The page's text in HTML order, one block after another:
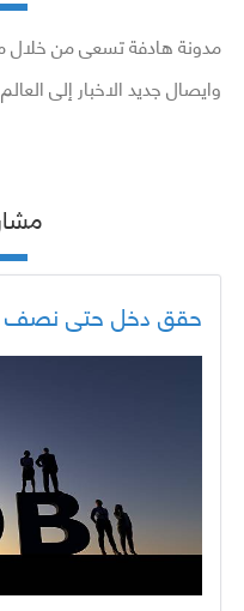
مدونة هادفة تسعى من خلال
وايصال جديد الاخبار إلى
حقق دخل حتى نصف